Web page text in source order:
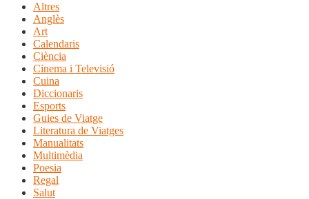
Altres
Anglès
Art
Calendaris
Ciència
Cinema i Televisió
Cuina
Diccionaris
Esports
Guies de Viatge
Literatura de Viatges
Manualitats
Multimèdia
Poesia
Regal
Salut